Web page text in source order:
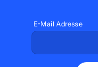
E-Mail Adresse